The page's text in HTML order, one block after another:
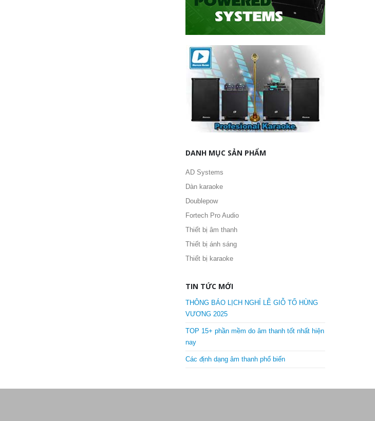
DANH MỤC SẢN PHẨM
AD Systems
Dàn karaoke
Doublepow
Fortech Pro Audio
Thiết bị âm thanh
Thiết bị ánh sáng
Thiết bị karaoke
TIN TỨC MỚI
THÔNG BÁO LỊCH NGHỈ LỄ GIỖ TỔ HÙNG
VƯƠNG 2025
TOP 15+ phần mềm do âm thanh tốt nhất hiện
nay
Các định dạng âm thanh phổ biến